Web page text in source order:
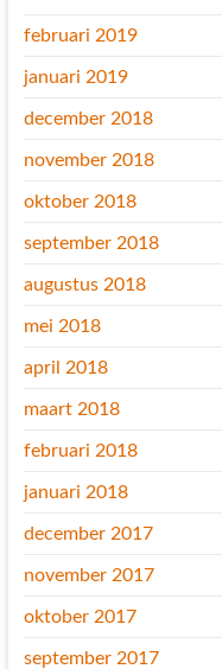
februari 2019
januari 2019
december 2018
november 2018
oktober 2018
september 2018
augustus 2018
mei 2018
april 2018
maart 2018
februari 2018
januari 2018
december 2017
november 2017
oktober 2017
september 2017